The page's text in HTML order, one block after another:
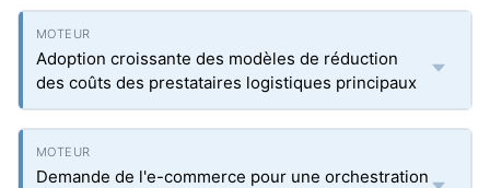
Adoption croissante des modèles de réduction
des coûts des prestataires logistiques principaux
Demande de l'e-commerce pour une orchestration